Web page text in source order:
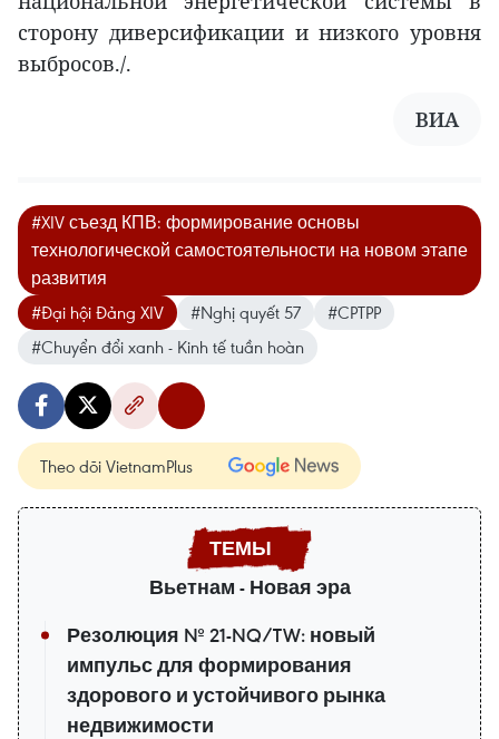
сторону диверсификации и низкого уровня
выбросов./.
ВИA
#XIV съезд КПВ: формирование основы
технологической самостоятельности на новом этапе
развития
#Đại hội Đảng XIV
#Nghị quyết 57
#CPTPP
#Chuyển đổi xanh - Kinh tế tuần hoàn
Theo dõi VietnamPlus
Вьетнам - Новая эра
Резолюция № 21-NQ/TW: новый
импульс для формирования
здорового и устойчивого рынка
недвижимости